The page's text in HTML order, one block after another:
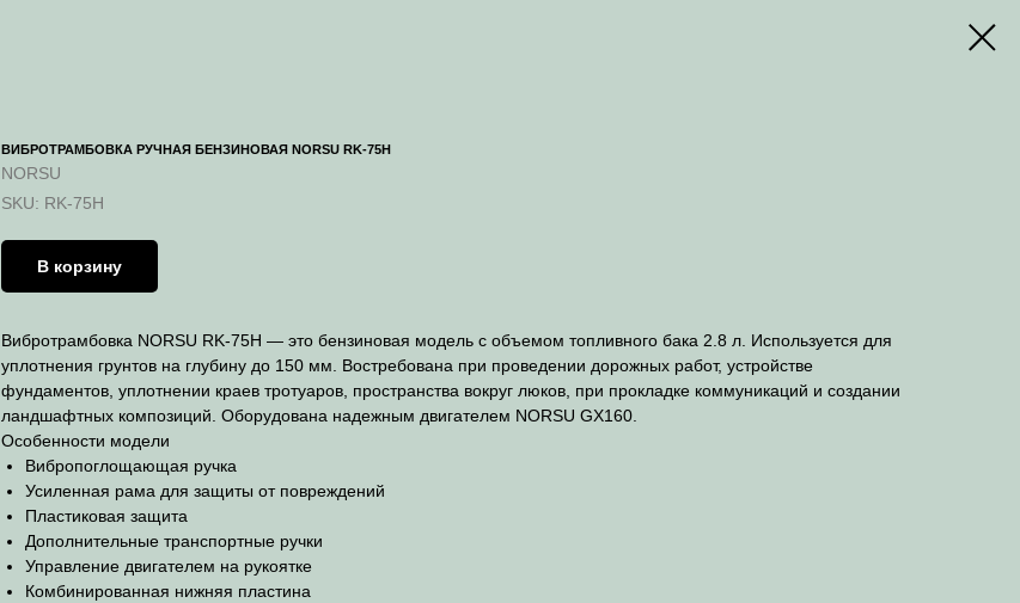
ВИБРОТРАМБОВКА РУЧНАЯ БЕНЗИНОВАЯ NORSU RK-75H
NORSU
SKU: RK-75H
В корзину
Вибротрамбовка NORSU RK-75H — это бензиновая модель с объемом топливного бака 2.8 л. Используется для
уплотнения грунтов на глубину до 150 мм. Востребована при проведении дорожных работ, устройстве
фундаментов, уплотнении краев тротуаров, пространства вокруг люков, при прокладке коммуникаций и создании
ландшафтных композиций. Оборудована надежным двигателем NORSU GX160.
Особенности модели
Вибропоглощающая ручка
Усиленная рама для защиты от повреждений
Пластиковая защита
Дополнительные транспортные ручки
Управление двигателем на рукоятке
Комбинированная нижняя пластина